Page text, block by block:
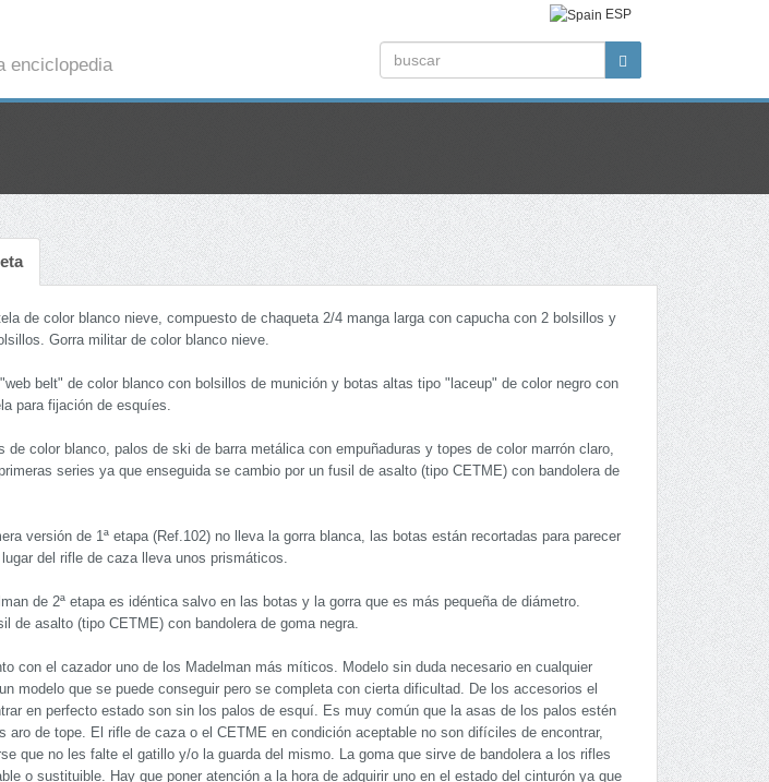
ESP
enciclopedia
de color blanco nieve, compuesto de chaqueta 2/4 manga larga con capucha con 2 bolsillos y
Gorra militar de color blanco nieve.
belt" de color blanco con bolsillos de munición y botas altas tipo "laceup" de color negro con
para fijación de esquíes.
de color blanco, palos de ski de barra metálica con empuñaduras y topes de color marrón claro,
series ya que enseguida se cambio por un fusil de asalto (tipo CETME) con bandolera de
versión de 1ª etapa (Ref.102) no lleva la gorra blanca, las botas están recortadas para parecer
del rifle de caza lleva unos prismáticos.
de 2ª etapa es idéntica salvo en las botas y la gorra que es más pequeña de diámetro.
de asalto (tipo CETME) con bandolera de goma negra.
con el cazador uno de los Madelman más míticos. Modelo sin duda necesario en cualquier
modelo que se puede conseguir pero se completa con cierta dificultad. De los accesorios el
en perfecto estado son sin los palos de esquí. Es muy común que la asas de los palos estén
aro de tope. El rifle de caza o el CETME en condición aceptable no son difíciles de encontrar,
que no les falte el gatillo y/o la guarda del mismo. La goma que sirve de bandolera a los rifles
o sustituible. Hay que poner atención a la hora de adquirir uno en el estado del cinturón ya que